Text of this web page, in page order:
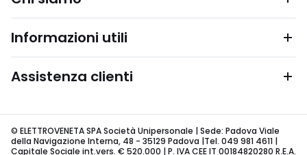
Informazioni utili
Assistenza clienti
© ELETTROVENETA SPA Società Unipersonale | Sede: Padova Viale
della Navigazione Interna, 48 - 35129 Padova |Tel. 049 981 4611 |
Capitale Sociale int.vers. € 520.000 | P. IVA CEE IT 00184820280 R.E.A.